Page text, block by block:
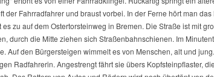
der Fahrradfahrer und braust vorbei. In der Ferne hört man
es zu auf dem Ostertorsteinweg in Bremen. Die Straße ist mit
durch die Mitte ziehen sich Straßenbahnschienen. Im
Auf den Bürgersteigen wimmelt es von Menschen, alt und
Radfahrerin. Angestrengt fährt sie übers Kopfsteinpflaster,